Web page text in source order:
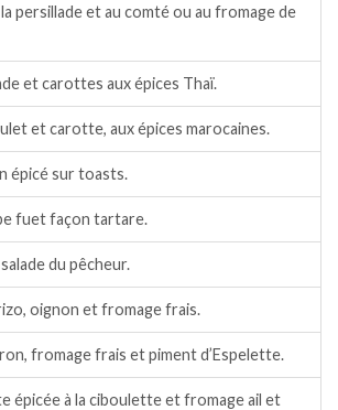
persillade et au comté ou au fromage de
et carottes aux épices Thaï.
et carotte, aux épices marocaines.
épicé sur toasts.
fuet façon tartare.
du pêcheur.
oignon et fromage frais.
fromage frais et piment d’Espelette.
épicée à la ciboulette et fromage ail et